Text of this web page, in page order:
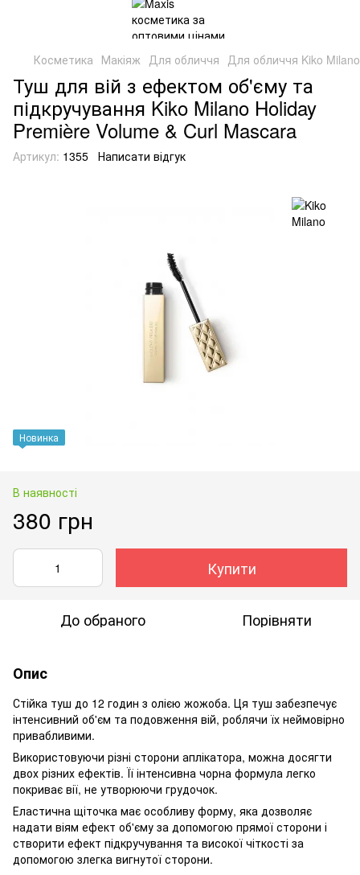
Косметика Макіяж Для обличчя Для обличчя Kiko Milano
Туш для вій з ефектом об'єму та
підкручування Kiko Milano Holiday
Première Volume & Curl Mascara
Артикул: 1355 Написати відгук
Новинка
В наявності
380 грн
Купити
До обраного Порівняти
Опис
Стійка туш до 12 годин з олією жожоба. Ця туш забезпечує
інтенсивний об'єм та подовження вій, роблячи їх неймовірно
привабливими.
Використовуючи різні сторони аплікатора, можна досягти
двох різних ефектів. Її інтенсивна чорна формула легко
покриває вії, не утворюючи грудочок.
Еластична щіточка має особливу форму, яка дозволяє
надати віям ефект об'єму за допомогою прямої сторони і
створити ефект підкручування та високої чіткості за
допомогою злегка вигнутої сторони.